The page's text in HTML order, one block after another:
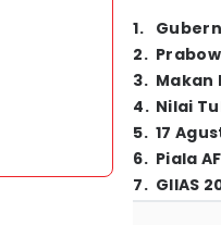
1.
2.
3. Makan
4. Nilai
5. 17
6. Piala
7. GIIAS